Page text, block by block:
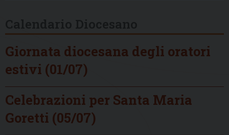
Giornata diocesana degli oratori
estivi (01/07)
Celebrazioni per Santa Maria
Goretti (05/07)